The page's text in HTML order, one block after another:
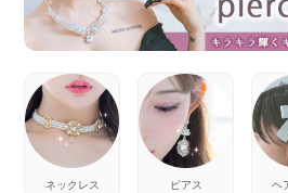
ネックレス ピアス ヘ